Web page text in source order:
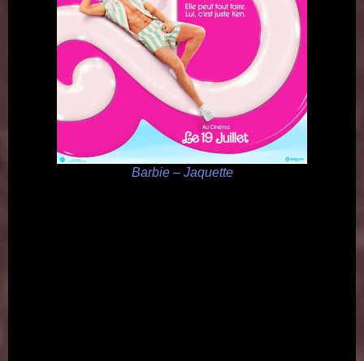
Barbie – Jaquette